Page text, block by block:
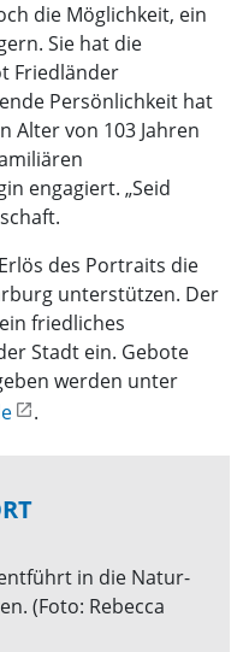
die Möglichkeit, ein
Sie hat die
Friedländer
Persönlichkeit hat
Alter von 103 Jahren
engagiert. „Seid
des Portraits die
unterstützen. Der
friedliches
Stadt ein. Gebote
werden unter
.